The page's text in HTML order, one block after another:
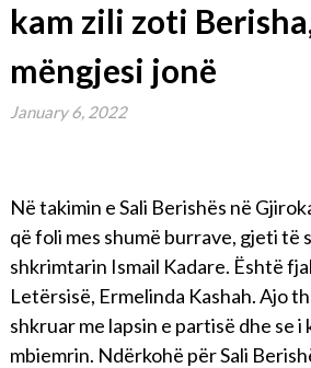
kam zili zoti
mëngjesi jonë
January 6, 2022
Në takimin e Sali Berishës në
që foli mes shumë burrave, gjeti të
shkrimtarin Ismail Kadare. Është
Letërsisë, Ermelinda Kashah. Ajo
shkruar me lapsin e partisë dhe se
mbiemrin. Ndërkohë për Sali